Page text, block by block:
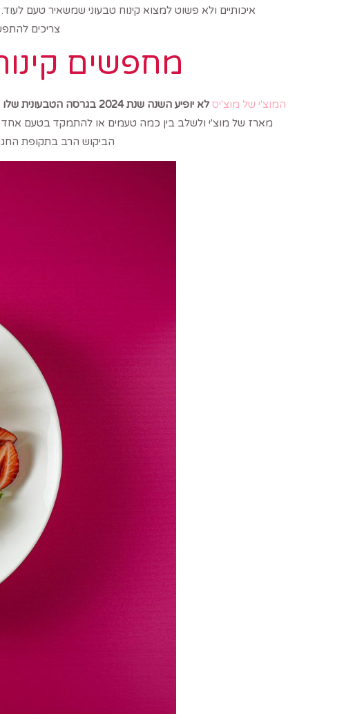
איכותיים ולא פשוט למצוא קינוח טבעוני שמשאיר טעם
צריכים
מחפשים
המוצ'י של מוצ'יס לא יופיע השנה שנת 2024 בגרסה הטבעונית שלו
הביקוש הרב בתקופת